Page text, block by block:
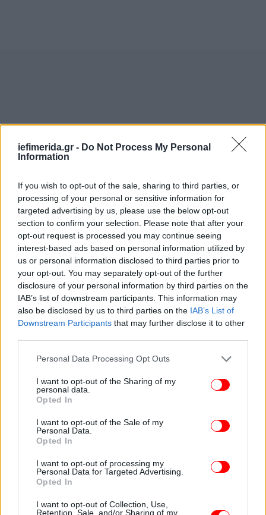
iefimerida.gr - Do Not Process My Personal
Information
If you wish to opt-out of the sale, sharing to third parties, or
processing of your personal or sensitive information for
targeted advertising by us, please use the below opt-out
section to confirm your selection. Please note that after your
opt-out request is processed you may continue seeing
interest-based ads based on personal information utilized by
us or personal information disclosed to third parties prior to
your opt-out. You may separately opt-out of the further
disclosure of your personal information by third parties on the
IAB’s list of downstream participants. This information may
also be disclosed by us to third parties on the IAB’s List of
Downstream Participants that may further disclose it to other
Please note that this website/app uses one or more Google
not limited to your visit or usage behaviour. You may click to
grant or deny consent to Google and its third-party tags to
use your data for below specified purposes in below Google
consent section.
Personal Data Processing Opt Outs
I want to opt-out of the Sharing of my
personal data.
Opted In
I want to opt-out of the Sale of my
Personal Data.
Opted In
I want to opt-out of processing my
Personal Data for Targeted Advertising.
Opted In
I want to opt-out of Collection, Use,
Retention, Sale, and/or Sharing of my
Να θυμίσουμε ότι η σύζυγος του πρωθυπουργού
νοσηλεύθηκε στον «Ευαγγελισμό» για 8 ημέρες